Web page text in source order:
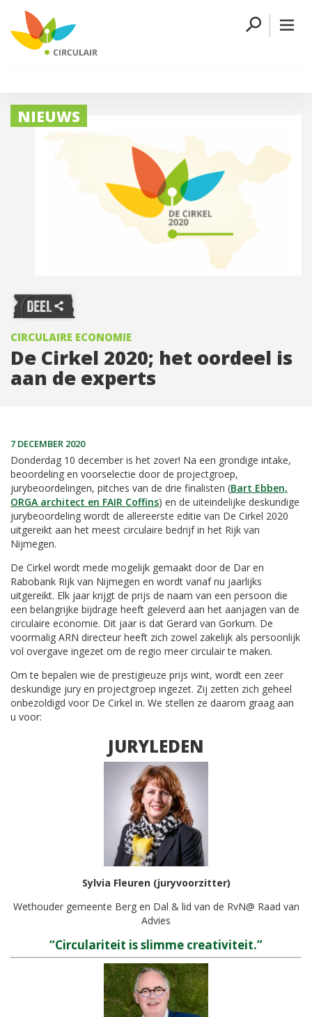
NIEUWS
CIRCULAIRE ECONOMIE
De Cirkel 2020; het oordeel is
aan de experts
7 DECEMBER 2020
Donderdag 10 december is het zover! Na een grondige intake,
beoordeling en voorselectie door de projectgroep,
jurybeoordelingen, pitches van de drie finalisten (Bart Ebben,
ORGA architect en FAIR Coffins) en de uiteindelijke deskundige
jurybeoordeling wordt de allereerste editie van De Cirkel 2020
uitgereikt aan het meest circulaire bedrijf in het Rijk van
Nijmegen.
De Cirkel wordt mede mogelijk gemaakt door de Dar en
Rabobank Rijk van Nijmegen en wordt vanaf nu jaarlijks
uitgereikt. Elk jaar krijgt de prijs de naam van een persoon die
een belangrijke bijdrage heeft geleverd aan het aanjagen van de
circulaire economie. Dit jaar is dat Gerard van Gorkum. De
voormalig ARN directeur heeft zich zowel zakelijk als persoonlijk
vol overgave ingezet om de regio meer circulair te maken.
Om te bepalen wie de prestigieuze prijs wint, wordt een zeer
deskundige jury en projectgroep ingezet. Zij zetten zich geheel
onbezoldigd voor De Cirkel in. We stellen ze daarom graag aan
u voor:
JURYLEDEN
Sylvia Fleuren (juryvoorzitter)
Wethouder gemeente Berg en Dal & lid van de RvN@ Raad van
Advies
“Circulariteit is slimme creativiteit.”